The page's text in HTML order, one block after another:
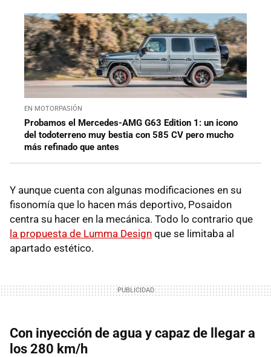
EN MOTORPASIÓN
Probamos el Mercedes-AMG G63 Edition 1: un icono
del todoterreno muy bestia con 585 CV pero mucho
más refinado que antes
Y aunque cuenta con algunas modificaciones en su
fisonomía que lo hacen más deportivo, Posaidon
centra su hacer en la mecánica. Todo lo contrario que
la propuesta de Lumma Design que se limitaba al
apartado estético.
Con inyección de agua y capaz de llegar a
los 280 km/h